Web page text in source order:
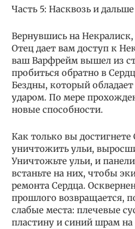
Часть 5: Насквозь и дальше
Вернувшись на Некралиск,
Отец дает вам доступ к
ваш Варфрейм вышел из
пробиться обратно в
Бездны, который
ударом. По мере
новые способности.
Как только вы
уничтожить ульи,
Уничтожьте ульи, и
встаньте на них, чтобы
ремонта Сердца.
прошлого возвращается,
слабые места: плечевые
пластину и синий шрам на